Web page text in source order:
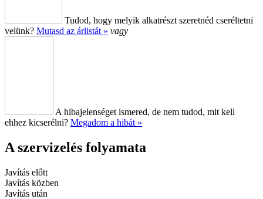
Tudod, hogy melyik alkatrészt szeretnéd cseréltetni
velünk? Mutasd az árlistát » vagy
A hibajelenséget ismered, de nem tudod, mit kell
ehhez kicserélni? Megadom a hibát »
A szervizelés folyamata
Javítás előtt
Javítás közben
Javítás után